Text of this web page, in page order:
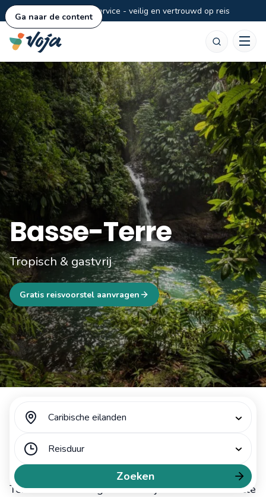
Ga naar de content
Persoonlijke service - veilig en vertrouwd op reis
Basse-Terre
Tropisch & gastvrij
Gratis reisvoorstel aanvragen
Caribische eilanden
Reisduur
Zoeken
De eilanden van Guadeloupe hebben elk hun eigen
unieke karakter en charme. Vooral de
hoofdeilanden zijn als dag en nacht. Zo is Grande-
Terre vlak en droog. Hier vind je schitterende witte
Zoeken